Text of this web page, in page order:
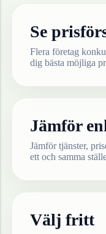
Se
Flera företag
dig bästa möjliga
Jämför
Jämför tjänster,
ett och samma
Välj fritt